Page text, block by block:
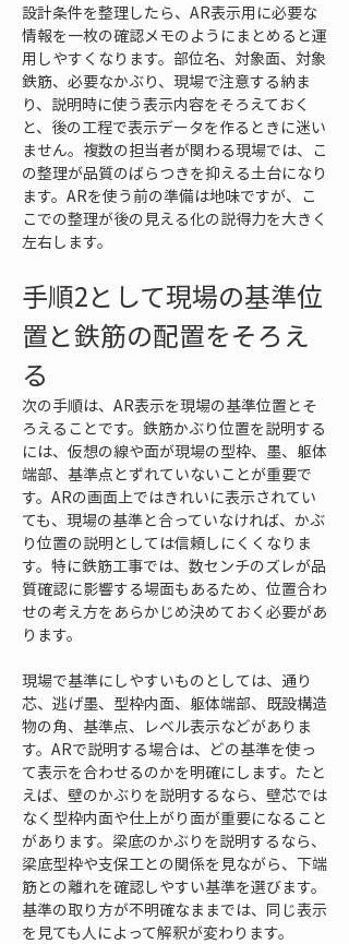
設計条件を整理したら、AR表示用に必要な
情報を一枚の確認メモのようにまとめると運
用しやすくなります。部位名、対象面、対象
鉄筋、必要なかぶり、現場で注意する納ま
り、説明時に使う表示内容をそろえておく
と、後の工程で表示データを作るときに迷い
ません。複数の担当者が関わる現場では、こ
の整理が品質のばらつきを抑える土台になり
ます。ARを使う前の準備は地味ですが、こ
こでの整理が後の見える化の説得力を大きく
左右します。
手順2として現場の基準位
置と鉄筋の配置をそろえ
る
次の手順は、AR表示を現場の基準位置とそ
ろえることです。鉄筋かぶり位置を説明する
には、仮想の線や面が現場の型枠、墨、躯体
端部、基準点とずれていないことが重要で
す。ARの画面上ではきれいに表示されてい
ても、現場の基準と合っていなければ、かぶ
り位置の説明としては信頼しにくくなりま
す。特に鉄筋工事では、数センチのズレが品
質確認に影響する場面もあるため、位置合わ
せの考え方をあらかじめ決めておく必要があ
ります。
現場で基準にしやすいものとしては、通り
芯、逃げ墨、型枠内面、躯体端部、既設構造
物の角、基準点、レベル表示などがありま
す。ARで説明する場合は、どの基準を使っ
て表示を合わせるのかを明確にします。たと
えば、壁のかぶりを説明するなら、壁芯では
なく型枠内面や仕上がり面が重要になること
があります。梁底のかぶりを説明するなら、
梁底型枠や支保工との関係を見ながら、下端
筋との離れを確認しやすい基準を選びます。
基準の取り方が不明確なままでは、同じ表示
を見ても人によって解釈が変わります。